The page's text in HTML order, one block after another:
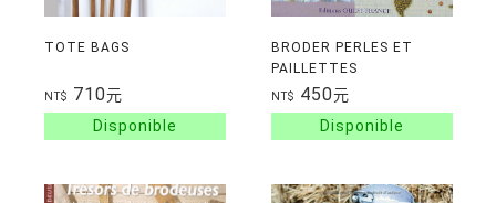
TOTE BAGS
NT$ 710元
BRODER PERLES ET
PAILLETTES
NT$ 450元